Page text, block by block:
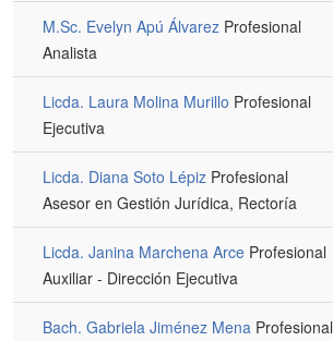
M.Sc. Evelyn Apú Álvarez Profesional
Analista
Licda. Laura Molina Murillo Profesional
Ejecutiva
Licda. Diana Soto Lépiz Profesional
Asesor en Gestión Jurídica, Rectoría
Licda. Janina Marchena Arce Profesional
Auxiliar - Dirección Ejecutiva
Bach. Gabriela Jiménez Mena Profesional